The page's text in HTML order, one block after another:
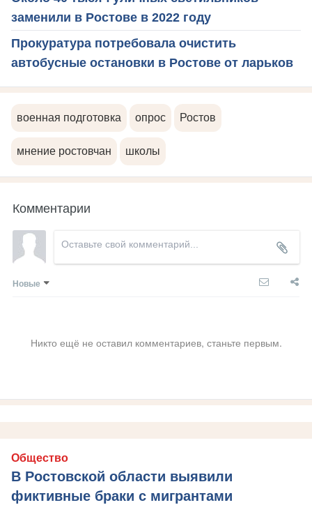
заменили в Ростове в 2022 году
Прокуратура потребовала очистить
автобусные остановки в Ростове от ларьков
военная подготовка опрос Ростов
мнение ростовчан школы
Комментарии
Новые
Никто ещё не оставил комментариев, станьте первым.
Общество
В Ростовской области выявили
фиктивные браки с мигрантами